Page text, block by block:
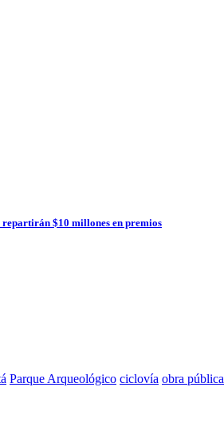
repartirán $10 millones en premios
Parque Arqueológico ciclovía obra pública